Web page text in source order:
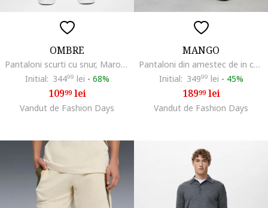
OMBRE
Pantaloni scurti cu snur, Maro taupe deschis
Initial: 34499 lei - 68%
10999lei
Vandut de Fashion Days
MANGO
Pantaloni din amestec de in cu pensa, Maro
Initial: 34999 lei - 45%
18999lei
Vandut de Fashion Days